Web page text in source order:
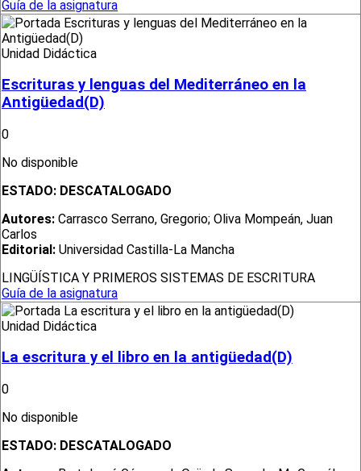
Guía de la asignatura
Unidad Didáctica
Escrituras y lenguas del Mediterráneo en la
Antigüedad(D)
0
No disponible
ESTADO: DESCATALOGADO
Autores: Carrasco Serrano, Gregorio; Oliva Mompeán, Juan
Carlos
Editorial: Universidad Castilla-La Mancha
LINGÜÍSTICA Y PRIMEROS SISTEMAS DE ESCRITURA
Guía de la asignatura
Unidad Didáctica
La escritura y el libro en la antigüedad(D)
0
No disponible
ESTADO: DESCATALOGADO